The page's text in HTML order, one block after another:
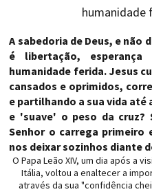
humanidade
A sabedoria de Deus, e não
é libertação,
humanidade ferida. Jesus
cansados e oprimidos,
e partilhando a sua vida
e 'suave' o peso da cruz?
Senhor o carrega primeiro
nos deixar sozinhos diante
O Papa Leão XIV, um dia após a
Itália, voltou a enaltecer a
através da sua "confidência